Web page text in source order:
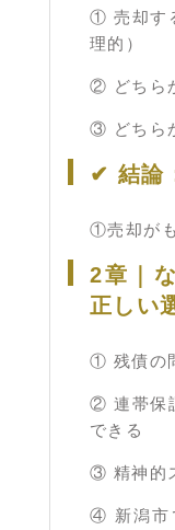
① 売却す
理的）
② どちら
③ どちら
✔ 結論
①売却が
2章｜
正しい
① 残債の
② 連帯保
できる
③ 精神的
④ 新潟市